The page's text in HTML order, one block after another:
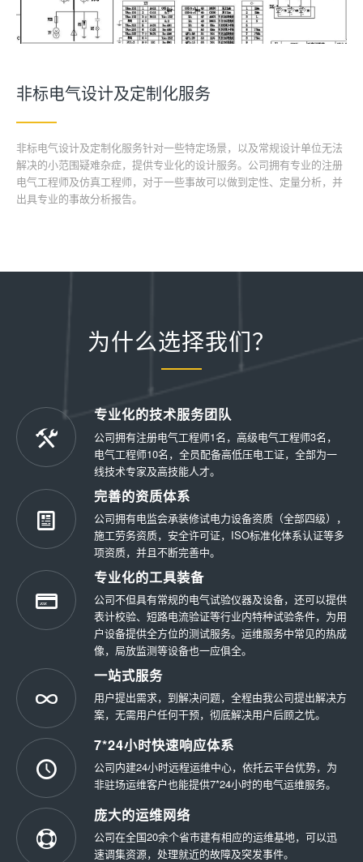
非标电气设计及定制化服务
非标电气设计及定制化服务针对一些特定场景，以及常规设计单位无法
解决的小范围疑难杂症，提供专业化的设计服务。公司拥有专业的注册
电气工程师及仿真工程师，对于一些事故可以做到定性、定量分析，并
出具专业的事故分析报告。
为什么选择我们？
专业化的技术服务团队
公司拥有注册电气工程师1名，高级电气工程师3名，
电气工程师10名，全员配备高低压电工证，全部为一
线技术专家及高技能人才。
完善的资质体系
公司拥有电监会承装修试电力设备资质（全部四级），
施工劳务资质，安全许可证，ISO标准化体系认证等多
项资质，并且不断完善中。
专业化的工具装备
公司不但具有常规的电气试验仪器及设备，还可以提供
表计校验、短路电流验证等行业内特种试验条件，为用
户设备提供全方位的测试服务。运维服务中常见的热成
像，局放监测等设备也一应俱全。
一站式服务
用户提出需求，到解决问题，全程由我公司提出解决方
案，无需用户任何干预，彻底解决用户后顾之忧。
7*24小时快速响应体系
公司内建24小时远程运维中心，依托云平台优势，为
非驻场运维客户也能提供7*24小时的电气运维服务。
庞大的运维网络
公司在全国20余个省市建有相应的运维基地，可以迅
速调集资源，处理就近的故障及突发事件。